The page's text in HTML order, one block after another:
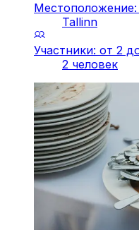
Местоположение:
Tallinn
Участники: от 2
2 человек